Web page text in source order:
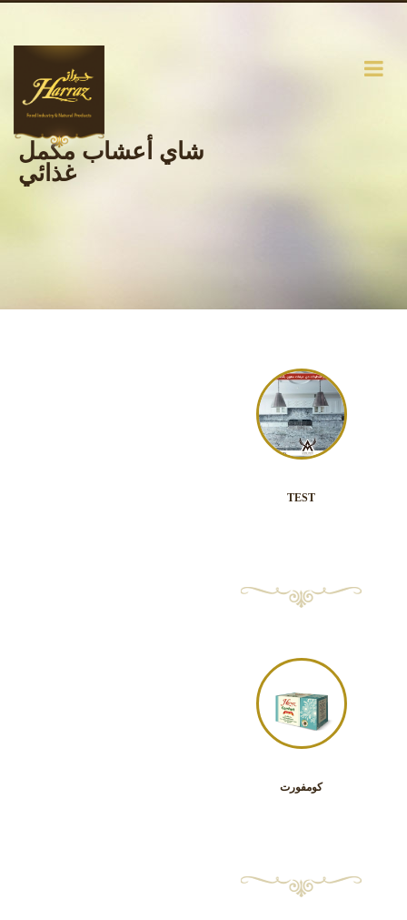
شاي أعشاب مكمل
غذائي
TEST
كومفورت